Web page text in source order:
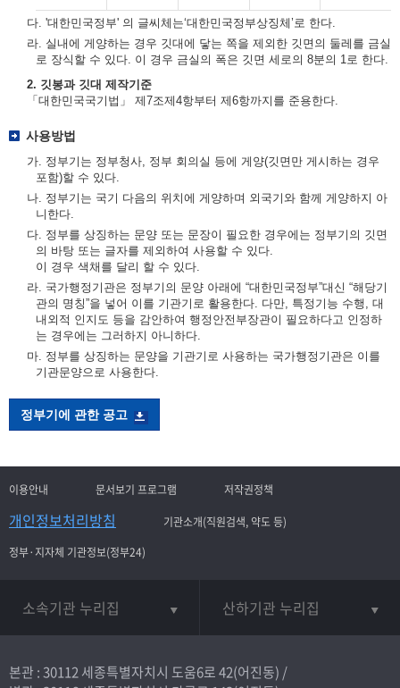
다. '대한민국정부' 의 글씨체는‘대한민국정부상징체’로 한다.
라. 실내에 게양하는 경우 깃대에 닿는 쪽을 제외한 깃면의 둘레를 금실
로 장식할 수 있다. 이 경우 금실의 폭은 깃면 세로의 8분의 1로 한다.
2. 깃봉과 깃대 제작기준
「대한민국국기법」 제7조제4항부터 제6항까지를 준용한다.
사용방법
가. 정부기는 정부청사, 정부 회의실 등에 게양(깃면만 게시하는 경우
포함)할 수 있다.
나. 정부기는 국기 다음의 위치에 게양하며 외국기와 함께 게양하지 아
니한다.
다. 정부를 상징하는 문양 또는 문장이 필요한 경우에는 정부기의 깃면
의 바탕 또는 글자를 제외하여 사용할 수 있다.
이 경우 색채를 달리 할 수 있다.
라. 국가행정기관은 정부기의 문양 아래에 “대한민국정부”대신 “해당기
관의 명칭”을 넣어 이를 기관기로 활용한다. 다만, 특정기능 수행, 대
내외적 인지도 등을 감안하여 행정안전부장관이 필요하다고 인정하
는 경우에는 그러하지 아니하다.
마. 정부를 상징하는 문양을 기관기로 사용하는 국가행정기관은 이를
기관문양으로 사용한다.
정부기에 관한 공고
이용안내 문서보기 프로그램 저작권정책
개인정보처리방침
기관소개(직원검색, 약도 등)
정부·지자체 기관정보(정부24)
소속기관 누리집 산하기관 누리집
본관 : 30112 세종특별자치시 도움6로 42(어진동) /